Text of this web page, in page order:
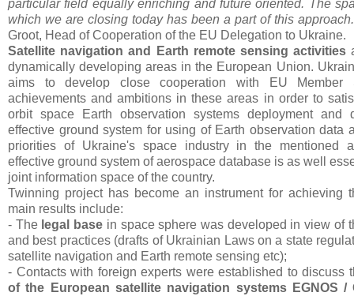
particular field equally enriching and future oriented. The
which we are closing today has been a part of this approach.
Groot, Head of Cooperation of the EU Delegation to Ukraine.
Satellite navigation and Earth remote sensing activities
dynamically developing areas in the European Union.
aims to develop close cooperation with EU Member
achievements and ambitions in these areas in order to
orbit space Earth observation systems deployment and
effective ground system for using of Earth observation data
priorities of Ukraine's space industry in the mentioned
effective ground system of aerospace database is as well
joint information space of the country.
Twinning project has become an instrument for achieving
main results include:
- The legal base in space sphere was developed in view of
and best practices (drafts of Ukrainian Laws on a state
satellite navigation and Earth remote sensing etc);
- Contacts with foreign experts were established to discuss
of the European satellite navigation systems EGNOS /